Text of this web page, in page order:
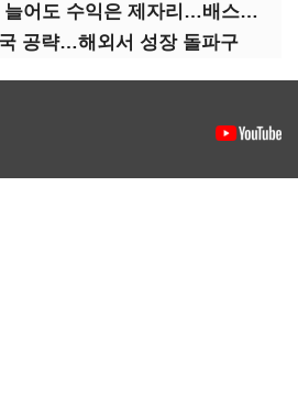
(SPC 민낯)②매출 늘어도 수익은 제자리…배스킨라빈스 점주 '속앓이'
공략…해외서 성장 돌파구